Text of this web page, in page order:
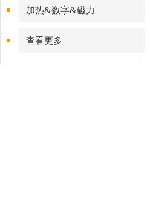
加热&数字&磁力
查看更多